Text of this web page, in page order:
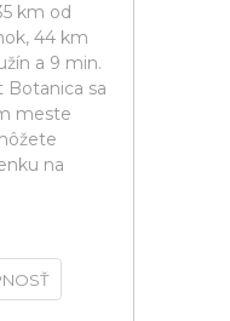
km od
44 km
a 9 min.
sa
meste
na